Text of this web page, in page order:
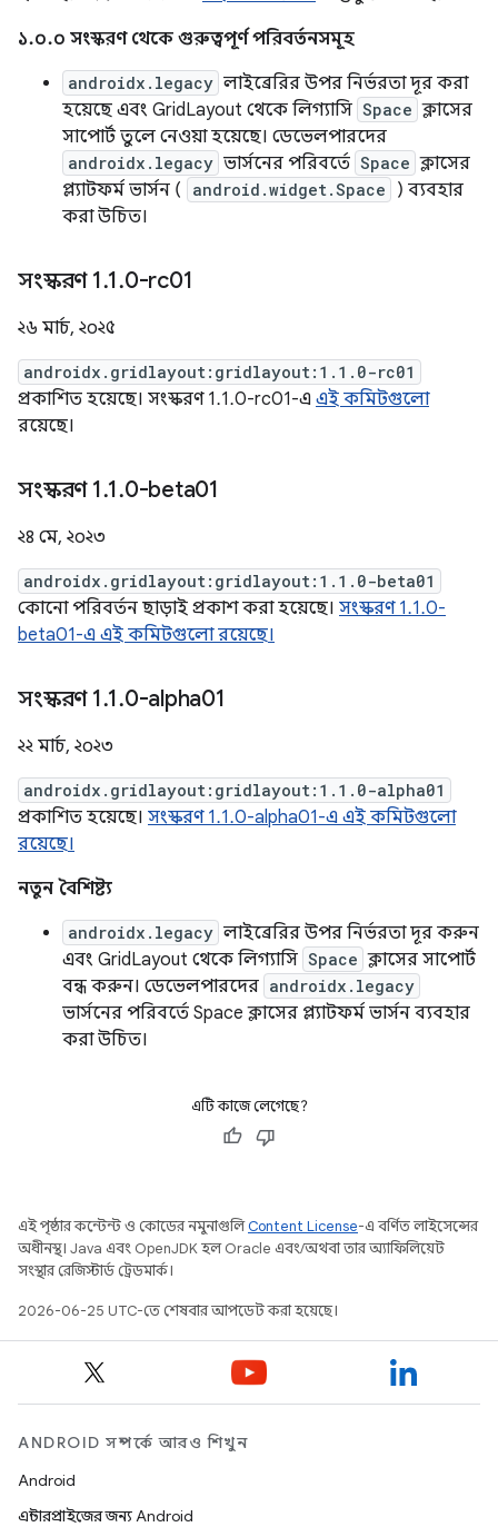
১.০.০ সংস্করণ থেকে গুরুত্বপূর্ণ পরিবর্তনসমূহ
androidx.legacy লাইব্রেরির উপর নির্ভরতা দূর করা
হয়েছে এবং GridLayout থেকে লিগ্যাসি Space ক্লাসের
সাপোর্ট তুলে নেওয়া হয়েছে। ডেভেলপারদের
androidx.legacy ভার্সনের পরিবর্তে Space ক্লাসের
প্ল্যাটফর্ম ভার্সন (
android.widget.Space
) ব্যবহার
করা উচিত।
সংস্করণ 1.1.0-rc01
২৬ মার্চ, ২০২৫
androidx.gridlayout:gridlayout:1.1.0-rc01
প্রকাশিত হয়েছে। সংস্করণ 1.1.0-rc01-এ এই কমিটগুলো
রয়েছে।
সংস্করণ 1.1.0-beta01
২৪ মে, ২০২৩
androidx.gridlayout:gridlayout:1.1.0-beta01
কোনো পরিবর্তন ছাড়াই প্রকাশ করা হয়েছে। সংস্করণ 1.1.0-
beta01-এ এই কমিটগুলো রয়েছে।
সংস্করণ 1.1.0-alpha01
২২ মার্চ, ২০২৩
androidx.gridlayout:gridlayout:1.1.0-alpha01
প্রকাশিত হয়েছে। সংস্করণ 1.1.0-alpha01-এ এই কমিটগুলো
রয়েছে।
নতুন বৈশিষ্ট্য
androidx.legacy লাইব্রেরির উপর নির্ভরতা দূর করুন
এবং GridLayout থেকে লিগ্যাসি Space ক্লাসের সাপোর্ট
বন্ধ করুন। ডেভেলপারদের androidx.legacy
ভার্সনের পরিবর্তে Space ক্লাসের প্ল্যাটফর্ম ভার্সন ব্যবহার
করা উচিত।
এটি কাজে লেগেছে?
এই পৃষ্ঠার কন্টেন্ট ও কোডের নমুনাগুলিContent License-এ বর্ণিত লাইসেন্সের
অধীনস্থ। Java এবং OpenJDK হল Oracle এবং/অথবা তার অ্যাফিলিয়েট
সংস্থার রেজিস্টার্ড ট্রেডমার্ক।
2026-06-25 UTC-তে শেষবার আপডেট করা হয়েছে।
ANDROID সম্পর্কে আরও শিখুন
Android
এন্টারপ্রাইজের জন্য Android